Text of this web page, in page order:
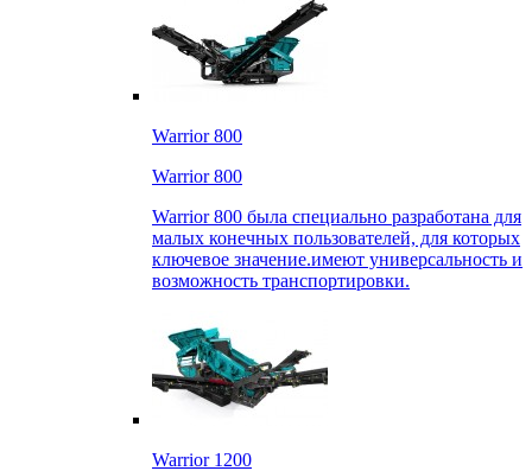
Warrior 800
Warrior 800
Warrior 800 была специально разработана для
малых конечных пользователей, для которых
ключевое значение.имеют универсальность и
возможность транспортировки.
Warrior 1200